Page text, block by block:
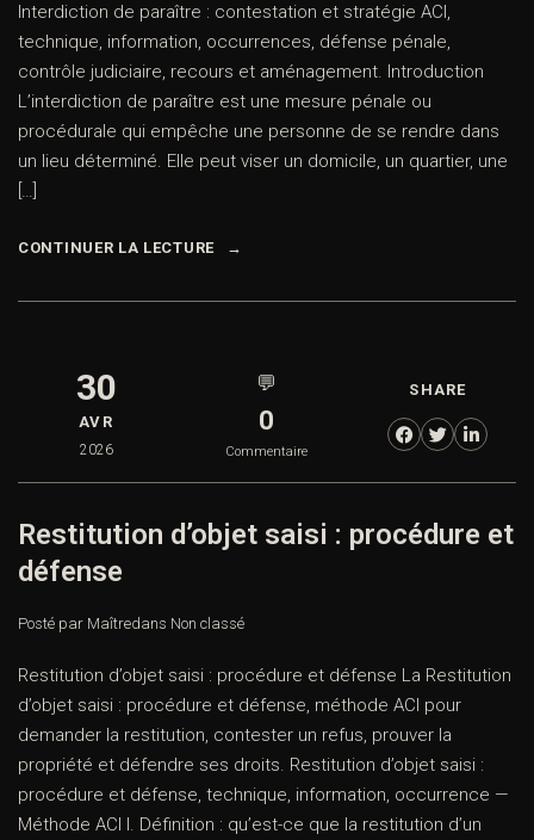
Interdiction de paraître : contestation et stratégie ACI,
technique, information, occurrences, défense pénale,
contrôle judiciaire, recours et aménagement. Introduction
L’interdiction de paraître est une mesure pénale ou
procédurale qui empêche une personne de se rendre dans
un lieu déterminé. Elle peut viser un domicile, un quartier, une
[…]
CONTINUER LA LECTURE
30
AVR
2026
💬
0
Commentaire
SHARE
Restitution d’objet saisi : procédure et
défense
Posté par Maîtredans Non classé
Restitution d’objet saisi : procédure et défense La Restitution
d’objet saisi : procédure et défense, méthode ACI pour
demander la restitution, contester un refus, prouver la
propriété et défendre ses droits. Restitution d’objet saisi :
procédure et défense, technique, information, occurrence —
Méthode ACI I. Définition : qu’est-ce que la restitution d’un